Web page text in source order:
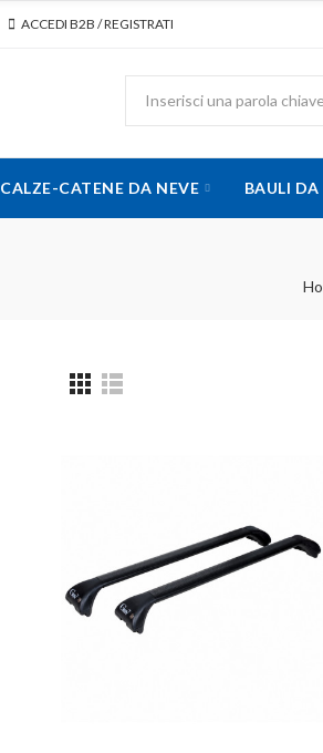
ACCEDI B2B / REGISTRATI
CALZE-CATENE DA NEVE BAULI